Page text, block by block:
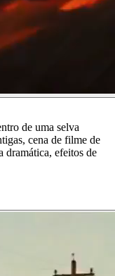
de uma selva
cena de filme de
dramática, efeitos de